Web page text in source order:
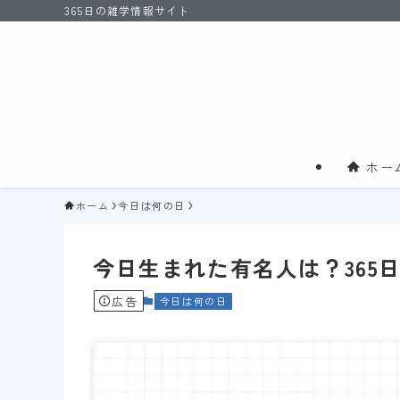
365日の雑学情報サイト
ホー
ホーム 今日は何の日
今日生まれた有名人は？365
広告 今日は何の日